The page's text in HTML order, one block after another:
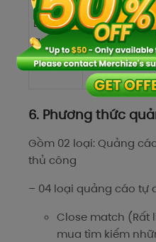
Limited
account
Nhà bán
chuyên
nghiệp
6. Phương thức
Gồm 02 loại: Quảng
thủ công
– 04 loại quảng cáo tự
Close match (Rất
mua tìm kiếm